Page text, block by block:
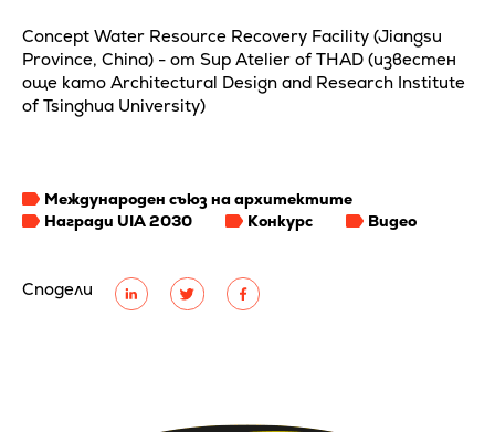
Сподели
Concept Water Resource Recovery Facility (Jiangsu
Province, China) - от Sup Atelier of THAD (известен
още като Architectural Design and Research Institute
of Tsinghua University)
Международeн съюз на архитектите
Награди UIA 2030
Конкурс Видео